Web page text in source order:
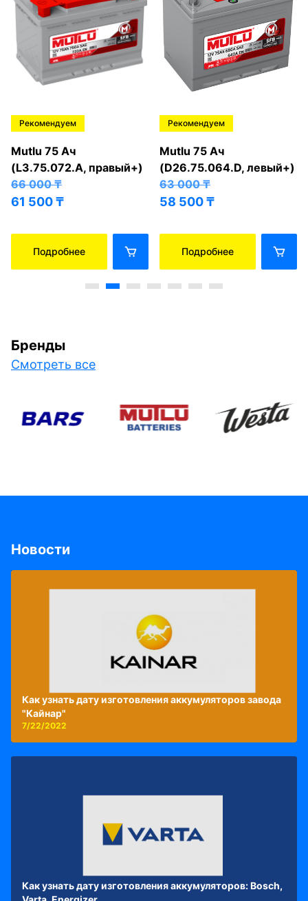
Рекомендуем
Mutlu 75 Ач
(L3.75.072.A, правый+)
66 000₸
61 500₸
Подробнее
Рекомендуем
Mutlu 75 Ач
(D26.75.064.D, левый+)
63 000₸
58 500₸
Подробнее
Бренды
Смотреть все
Новости
Как узнать дату изготовления аккумуляторов завода
"Кайнар"
7/22/2022
Как узнать дату изготовления аккумуляторов: Bosch,